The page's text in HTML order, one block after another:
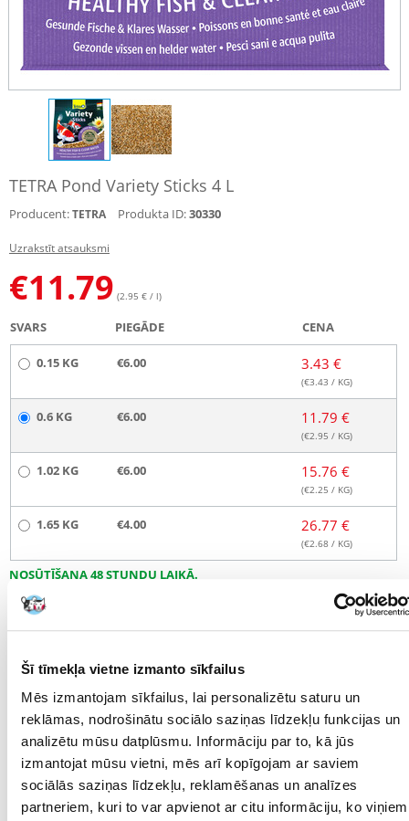
Šī tīmekļa vietne izmanto sīkfailus
Mēs izmantojam sīkfailus, lai personalizētu saturu un
reklāmas, nodrošinātu sociālo saziņas līdzekļu funkcijas un
analizētu mūsu datplūsmu. Informāciju par to, kā jūs
izmantojat mūsu vietni, mēs arī kopīgojam ar saviem
sociālās saziņas līdzekļu, reklamēšanas un analīzes
partneriem, kuri to var apvienot ar citu informāciju, ko viņiem
TETRA Pond Variety Sticks 4 L
Producent:TETRA Produkta ID:30330
Uzrakstīt atsauksmi
€11.79 (2.95 € / l)
SVARS PIEGĀDE CENA
0.15 KG €6.00 3.43 €
(€3.43 / KG)
0.6 KG €6.00 11.79 €
(€2.95 / KG)
1.02 KG €6.00 15.76 €
(€2.25 / KG)
1.65 KG €4.00 26.77 €
(€2.68 / KG)
NOSŪTĪŠANA 48 STUNDU LAIKĀ.
Mūsu klienta fotogrāfijas
APRAKSTS
FOTOGRĀFIJA
"Sastāvs Augu olbaltumvielu ekstrakti, graudaugi, augu izcelsmes
produkti (kviešu dīgstu milti 11,1%), zivis un zivju atvasinājumi, raugs,
eļļas un tauki, minerālvielas, gliemji un vēžveidīgie, aļģes (Spirulina
0,6%).